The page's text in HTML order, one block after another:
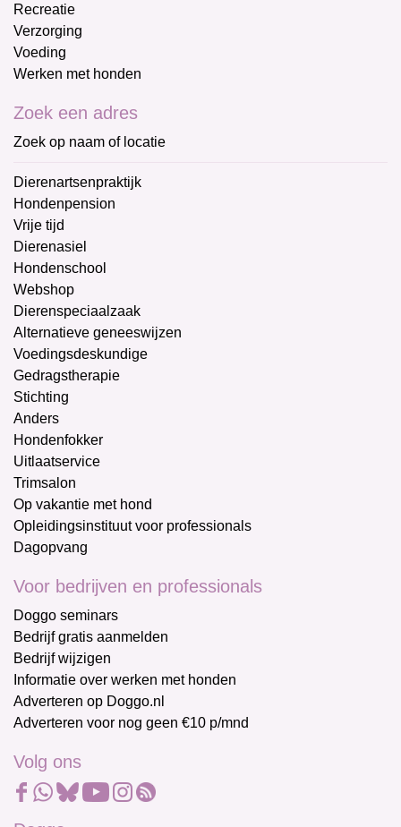
Recreatie
Verzorging
Voeding
Werken met honden
Zoek een adres
Zoek op naam of locatie
Dierenartsenpraktijk
Hondenpension
Vrije tijd
Dierenasiel
Hondenschool
Webshop
Dierenspeciaalzaak
Alternatieve geneeswijzen
Voedingsdeskundige
Gedragstherapie
Stichting
Anders
Hondenfokker
Uitlaatservice
Trimsalon
Op vakantie met hond
Opleidingsinstituut voor professionals
Dagopvang
Voor bedrijven en professionals
Doggo seminars
Bedrijf gratis aanmelden
Bedrijf wijzigen
Informatie over werken met honden
Adverteren op Doggo.nl
Adverteren voor nog geen €10 p/mnd
Volg ons